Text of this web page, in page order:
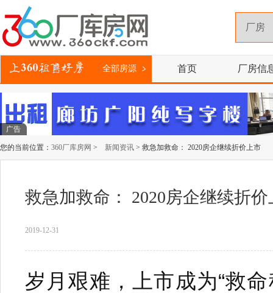
全部房源 首页 厂房信
广告
您的当前位置： 360厂库房网 > 新闻资讯 > 救急加救命： 2020房企继续折价上市
救急加救命： 2020房企继续折价
2019-12-31
岁月艰难，上市成为“救